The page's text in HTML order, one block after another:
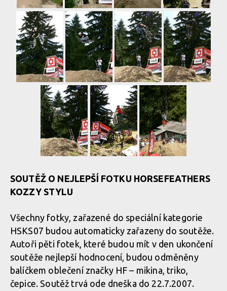
SOUTĚŽ O NEJLEPŠÍ FOTKU HORSEFEATHERS
KOZZY STYLU
Všechny fotky, zařazené do speciální kategorie
HSKS07 budou automaticky zařazeny do soutěže.
Autoři pěti fotek, které budou mít v den ukončení
soutěže nejlepší hodnocení, budou odměněny
balíčkem oblečení značky HF – mikina, triko,
čepice. Soutěž trvá ode dneška do 22.7.2007.